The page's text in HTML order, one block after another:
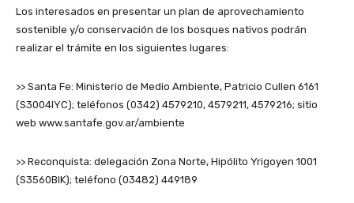
Los interesados en presentar un plan de aprovechamiento
sostenible y/o conservación de los bosques nativos podrán
realizar el trámite en los siguientes lugares:
>> Santa Fe: Ministerio de Medio Ambiente, Patricio Cullen 6161
(S3004IYC); teléfonos (0342) 4579210, 4579211, 4579216; sitio
web www.santafe.gov.ar/ambiente
>> Reconquista: delegación Zona Norte, Hipólito Yrigoyen 1001
(S3560BIK); teléfono (03482) 449189